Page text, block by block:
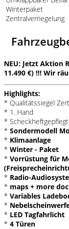
Winterpaket
Zentralverriegelung
NEU: Jetzt Aktion
11.490 €) !!! Wir
Highlights:
* Qualitätssiegel
* 1. Hand
* Scheckheftgepflegt
* Sondermodell
* Klimaanlage
* Winter - Paket
* Vorrüstung für
* Radio-
* maps + more
* Variables
*
* LED Tagfahrlicht
* 4 Türen